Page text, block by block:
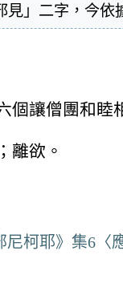
見」二字，今
個讓僧團和睦
離欲。
尼柯耶》集6〈